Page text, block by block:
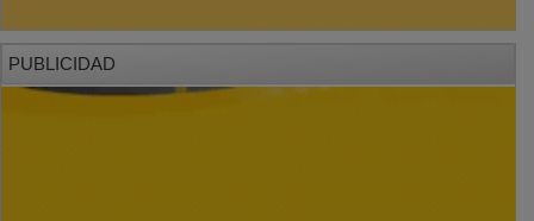
PUBLICIDAD